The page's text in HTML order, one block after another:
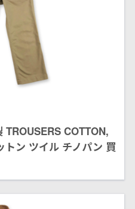
COTTON,
トン ツイル チノパン 買